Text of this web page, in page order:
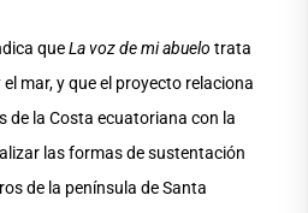
queLa voz de mi abuelo trata
mar, y que el proyecto relaciona
de la Costa ecuatoriana con la
las formas de sustentación
de la península de Santa